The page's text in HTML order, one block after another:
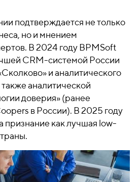
подтверждается не только
но и мнением
В 2024 году BPMSoft
CRM-системой России
и аналитического
аналитической
доверия» (ранее
в России). В 2025 году
признание как лучшая low-